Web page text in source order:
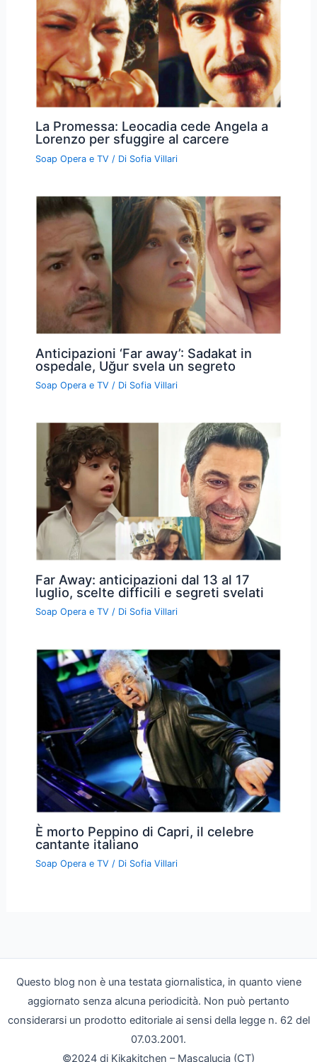
La Promessa: Leocadia cede Angela a
Lorenzo per sfuggire al carcere
Soap Opera e TV / Di Sofia Villari
Anticipazioni ‘Far away’: Sadakat in
ospedale, Uğur svela un segreto
Soap Opera e TV / Di Sofia Villari
Far Away: anticipazioni dal 13 al 17
luglio, scelte difficili e segreti svelati
Soap Opera e TV / Di Sofia Villari
È morto Peppino di Capri, il celebre
cantante italiano
Soap Opera e TV / Di Sofia Villari
Questo blog non è una testata giornalistica, in quanto viene
aggiornato senza alcuna periodicità. Non può pertanto
considerarsi un prodotto editoriale ai sensi della legge n. 62 del
07.03.2001.
©2024 di Kikakitchen – Mascalucia (CT)